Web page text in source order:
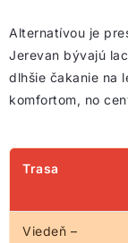
Alternatívou je
Jerevan bývajú
dlhšie čakanie na
komfortom, no
Trasa
Viedeň –